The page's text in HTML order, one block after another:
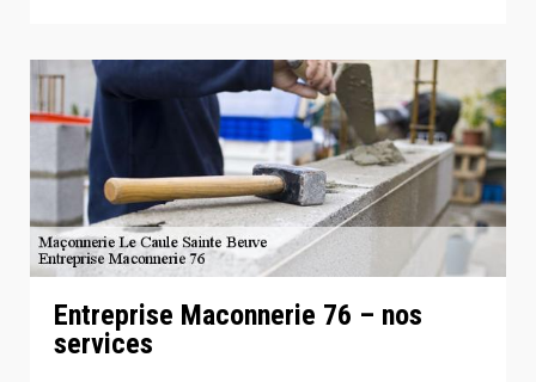
Entreprise Maconnerie 76 – nos
services